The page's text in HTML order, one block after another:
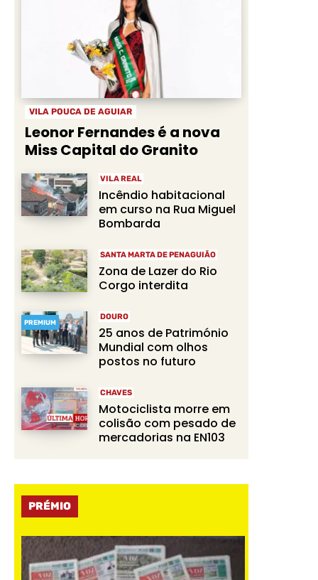
VILA POUCA DE AGUIAR
Leonor Fernandes é a nova
Miss Capital do Granito
VILA REAL
Incêndio habitacional
em curso na Rua Miguel
Bombarda
SANTA MARTA DE PENAGUIÃO
Zona de Lazer do Rio
Corgo interdita
PREMIUM
DOURO
25 anos de Património
Mundial com olhos
postos no futuro
CHAVES
Motociclista morre em
colisão com pesado de
mercadorias na EN103
PRÉMIO